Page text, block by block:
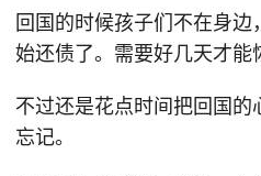
回国的时候孩子们不在身
始还债了。需要好几天才能
不过还是花点时间把回国
忘记。